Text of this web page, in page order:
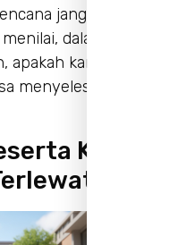
jangka
dalam
kamu sosok
menyelesaikan
Kerja: